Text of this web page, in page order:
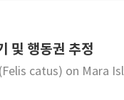
회적 연결욕구와 관계가
및 행동권 추정
catus) on Mara